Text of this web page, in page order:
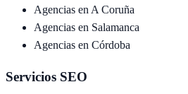
Agencias en A Coruña
Agencias en Salamanca
Agencias en Córdoba
Servicios SEO